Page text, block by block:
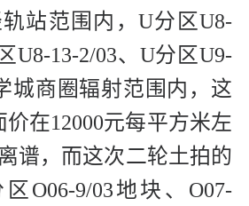
站范围内，U分区U8-
U8-13-2/03、U分区U9-
城商圈辐射范围内，这
在12000元每平方米左
谱，而这次二轮土拍的
O06-9/03地块、O07-